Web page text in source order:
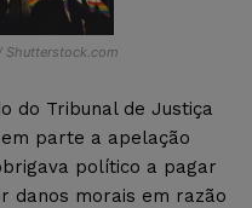
Shutterstock.com
do Tribunal de Justiça
parte a apelação
político a pagar
danos morais em razão